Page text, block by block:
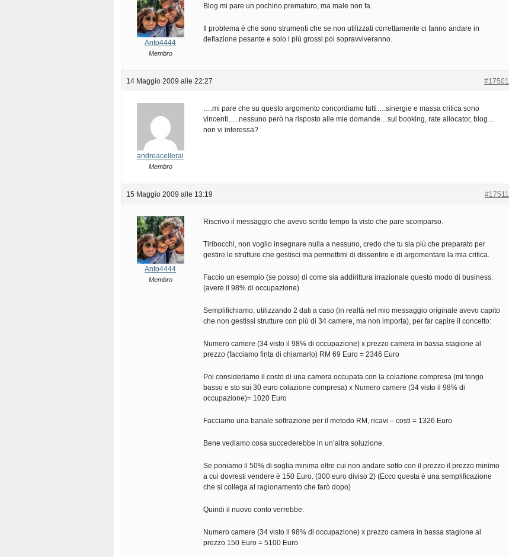
Anto4444
Membro
Blog mi pare un pochino prematuro, ma male non fa.
Il problema è che sono strumenti che se non utilizzati correttamente ci fanno andare in
deflazione pesante e solo i più grossi poi sopravviveranno.
14 Maggio 2009 alle 22:27 #17501
andreacellerai
Membro
….mi pare che su questo argomento concordiamo tutti….sinergie e massa critica sono
vincenti…..nessuno però ha risposto alle mie domande…sul booking, rate allocator, blog…
non vi interessa?
15 Maggio 2009 alle 13:19 #17511
Anto4444
Membro
Riscrivo il messaggio che avevo scritto tempo fa visto che pare scomparso.
Tiribocchi, non voglio insegnare nulla a nessuno, credo che tu sia più che preparato per
gestire le strutture che gestisci ma permettimi di dissentire e di argomentare la mia critica.
Faccio un esempio (se posso) di come sia addirittura irrazionale questo modo di business.
(avere il 98% di occupazione)
Semplifichiamo, utilizzando 2 dati a caso (in realtà nel mio messaggio originale avevo capito
che non gestissi strutture con più di 34 camere, ma non importa), per far capire il concetto:
Numero camere (34 visto il 98% di occupazione) x prezzo camera in bassa stagione al
prezzo (facciamo finta di chiamarlo) RM 69 Euro = 2346 Euro
Poi consideriamo il costo di una camera occupata con la colazione compresa (mi tengo
basso e sto sui 30 euro colazione compresa) x Numero camere (34 visto il 98% di
occupazione)= 1020 Euro
Facciamo una banale sottrazione per il metodo RM, ricavi – costi = 1326 Euro
Bene vediamo cosa succederebbe in un’altra soluzione.
Se poniamo il 50% di soglia minima oltre cui non andare sotto con il prezzo il prezzo minimo
a cui dovresti vendere è 150 Euro. (300 euro diviso 2) (Ecco questa è una semplificazione
che si collega al ragionamento che farò dopo)
Quindi il nuovo conto verrebbe:
Numero camere (34 visto il 98% di occupazione) x prezzo camera in bassa stagione al
prezzo 150 Euro = 5100 Euro